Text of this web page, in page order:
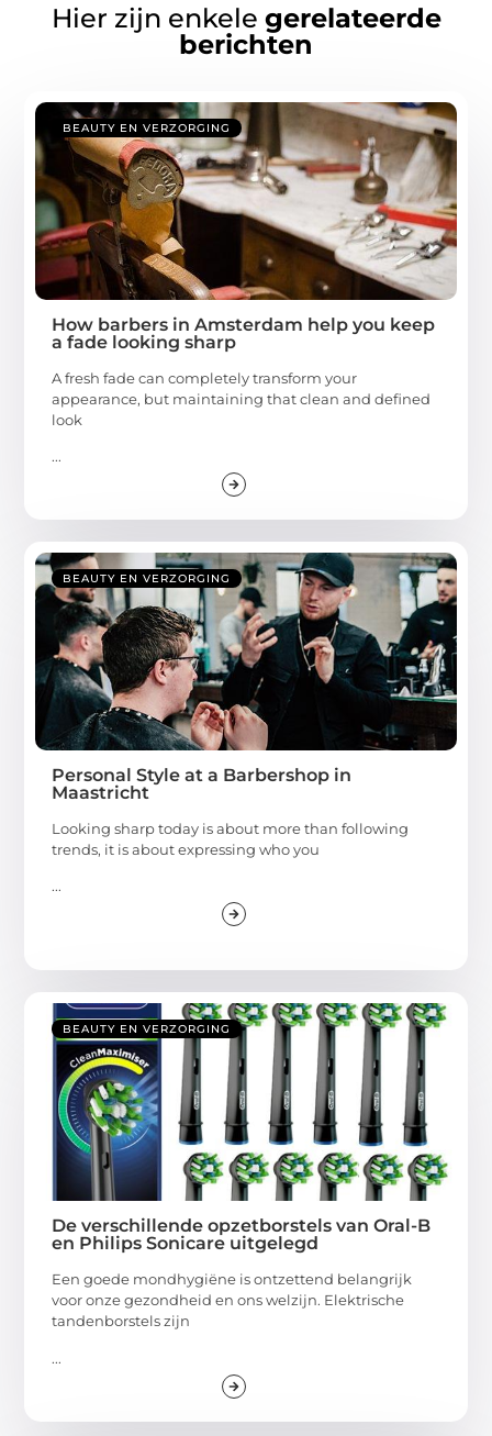
Hier zijn enkele gerelateerde
berichten
BEAUTY EN VERZORGING
How barbers in Amsterdam help you keep
a fade looking sharp
A fresh fade can completely transform your
appearance, but maintaining that clean and defined
look
...
BEAUTY EN VERZORGING
Personal Style at a Barbershop in
Maastricht
Looking sharp today is about more than following
trends, it is about expressing who you
...
BEAUTY EN VERZORGING
De verschillende opzetborstels van Oral-B
en Philips Sonicare uitgelegd
Een goede mondhygiëne is ontzettend belangrijk
voor onze gezondheid en ons welzijn. Elektrische
tandenborstels zijn
...